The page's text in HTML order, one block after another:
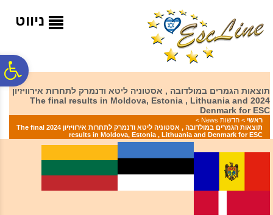
המרכזי
ניווט
תוצאות הגמרים במולדובה , אסטוניה ליטא ודנמרק לתחרות אירוויזיון
2024 The final results in Moldova, Estonia , Lithuania and
Denmark for ESC
ראשי > חדשות News
>
תוצאות הגמרים במולדובה , אסטוניה ליטא ודנמרק לתחרות אירוויזיון 2024 The final
results in Moldova, Estonia , Lithuania and Denmark for ESC